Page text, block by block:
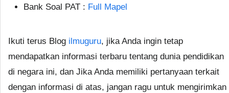
Bank Soal PAT : Full Mapel
Ikuti terus Blog ilmuguru, jika Anda ingin tetap
mendapatkan informasi terbaru tentang dunia pendidikan
di negara ini, dan Jika Anda memiliki pertanyaan terkait
dengan informasi di atas, jangan ragu untuk mengirimkan